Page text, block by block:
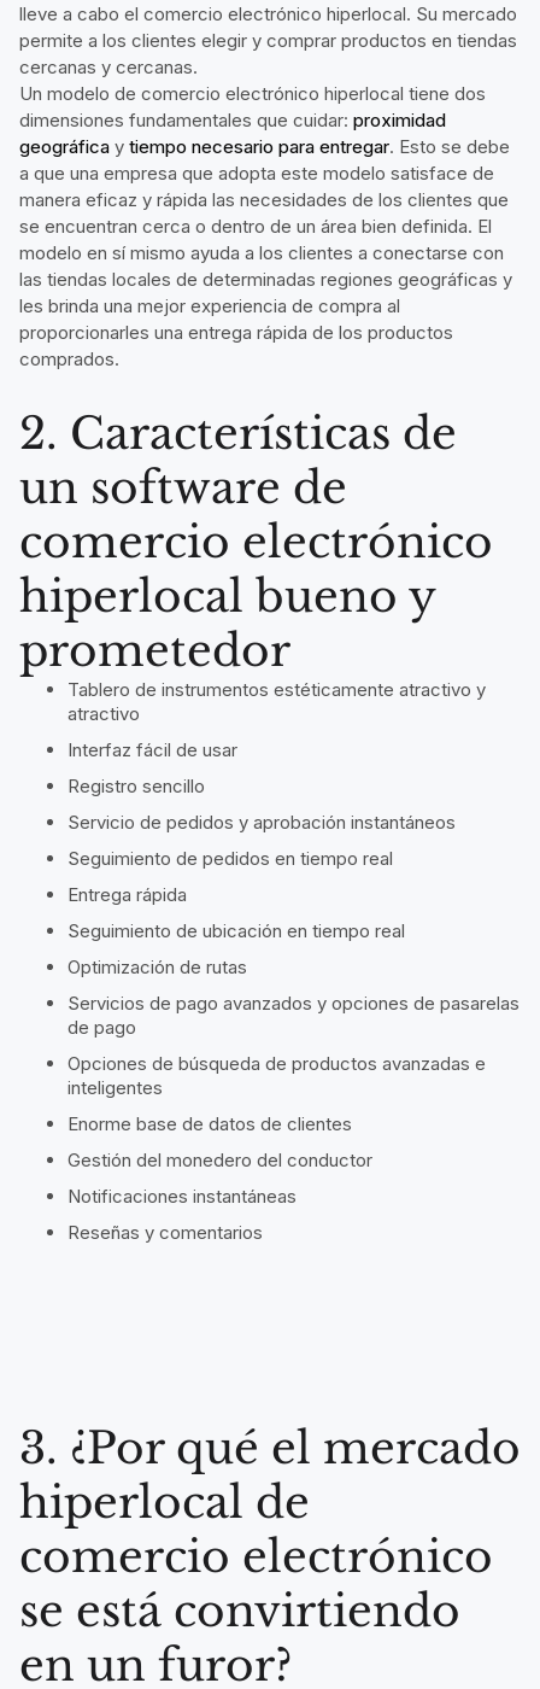
lleve a cabo el comercio electrónico hiperlocal. Su mercado
permite a los clientes elegir y comprar productos en tiendas
cercanas y cercanas.
Un modelo de comercio electrónico hiperlocal tiene dos
dimensiones fundamentales que cuidar: proximidad
geográfica y tiempo necesario para entregar. Esto se debe
a que una empresa que adopta este modelo satisface de
manera eficaz y rápida las necesidades de los clientes que
se encuentran cerca o dentro de un área bien definida. El
modelo en sí mismo ayuda a los clientes a conectarse con
las tiendas locales de determinadas regiones geográficas y
les brinda una mejor experiencia de compra al
proporcionarles una entrega rápida de los productos
comprados.
2. Características de
un software de
comercio electrónico
hiperlocal bueno y
prometedor
Tablero de instrumentos estéticamente atractivo y
atractivo
Interfaz fácil de usar
Registro sencillo
Servicio de pedidos y aprobación instantáneos
Seguimiento de pedidos en tiempo real
Entrega rápida
Seguimiento de ubicación en tiempo real
Optimización de rutas
Servicios de pago avanzados y opciones de pasarelas
de pago
Opciones de búsqueda de productos avanzadas e
inteligentes
Enorme base de datos de clientes
Gestión del monedero del conductor
Notificaciones instantáneas
Reseñas y comentarios
3. ¿Por qué el mercado
hiperlocal de
comercio electrónico
se está convirtiendo
en un furor?